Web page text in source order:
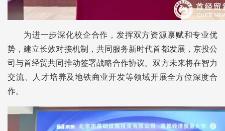
为进一步深化校企合作，发挥双方资源禀赋和专业优
势，建立长效对接机制，共同服务新时代首都发展，京投公
司与首经贸共同推动签署战略合作协议。双方未来将在智力
交流、人才培养及地铁商业开发等领域开展全方位深度合
作。